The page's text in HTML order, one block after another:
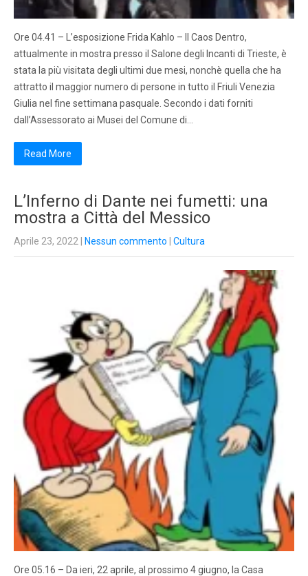
Ore 04.41 – L’esposizione Frida Kahlo – Il Caos Dentro,
attualmente in mostra presso il Salone degli Incanti di Trieste, è
stata la più visitata degli ultimi due mesi, nonchè quella che ha
attratto il maggior numero di persone in tutto il Friuli Venezia
Giulia nel fine settimana pasquale. Secondo i dati forniti
dall’Assessorato ai Musei del Comune di…
Read More
L’Inferno di Dante nei fumetti: una
mostra a Città del Messico
Aprile 23, 2022 Nessun commento Cultura
Ore 05.16 – Da ieri, 22 aprile, al prossimo 4 giugno, la Casa